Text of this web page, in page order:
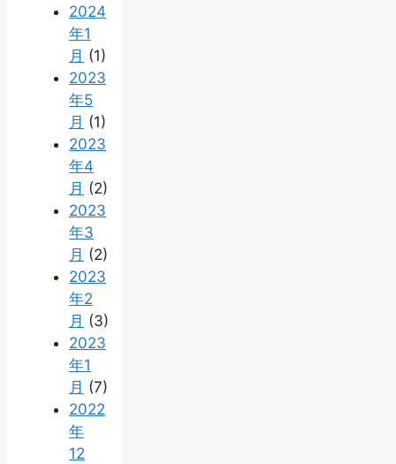
2024
年1
月 (1)
2023
年5
月 (1)
2023
年4
月 (2)
2023
年3
月 (2)
2023
年2
月 (3)
2023
年1
月 (7)
2022
年
12